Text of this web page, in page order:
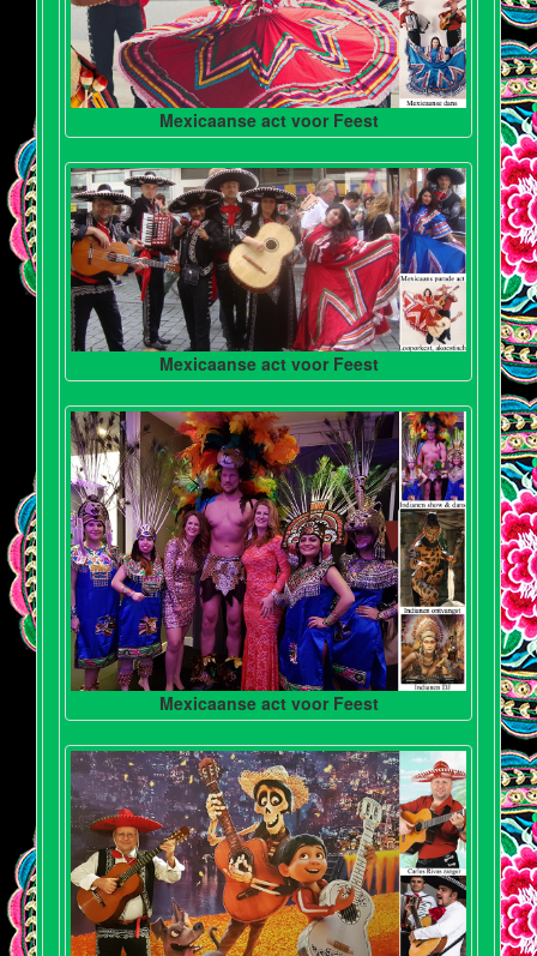
Mexicaanse act voor Feest
Mexicaanse act voor Feest
Mexicaanse act voor Feest